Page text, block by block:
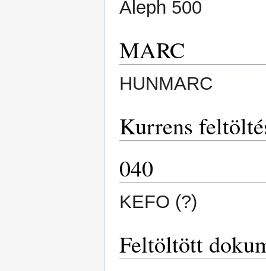
Aleph 500
MARC
HUNMARC
Kurrens
040
KEFO (?)
Feltöltött